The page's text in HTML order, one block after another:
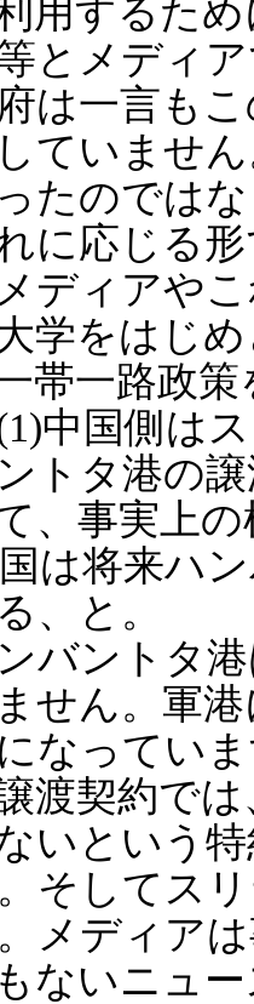
用するた
とメディ
は一言も
ていませ
たのでは
に応じる
ディアや
学をはじ
帯一路政
中国側は
トタ港の
、事実上
は将来ハ
、と。
バントタ港
せん。軍
なってい
渡契約で
いという
そしてス
メディア
ないニュ